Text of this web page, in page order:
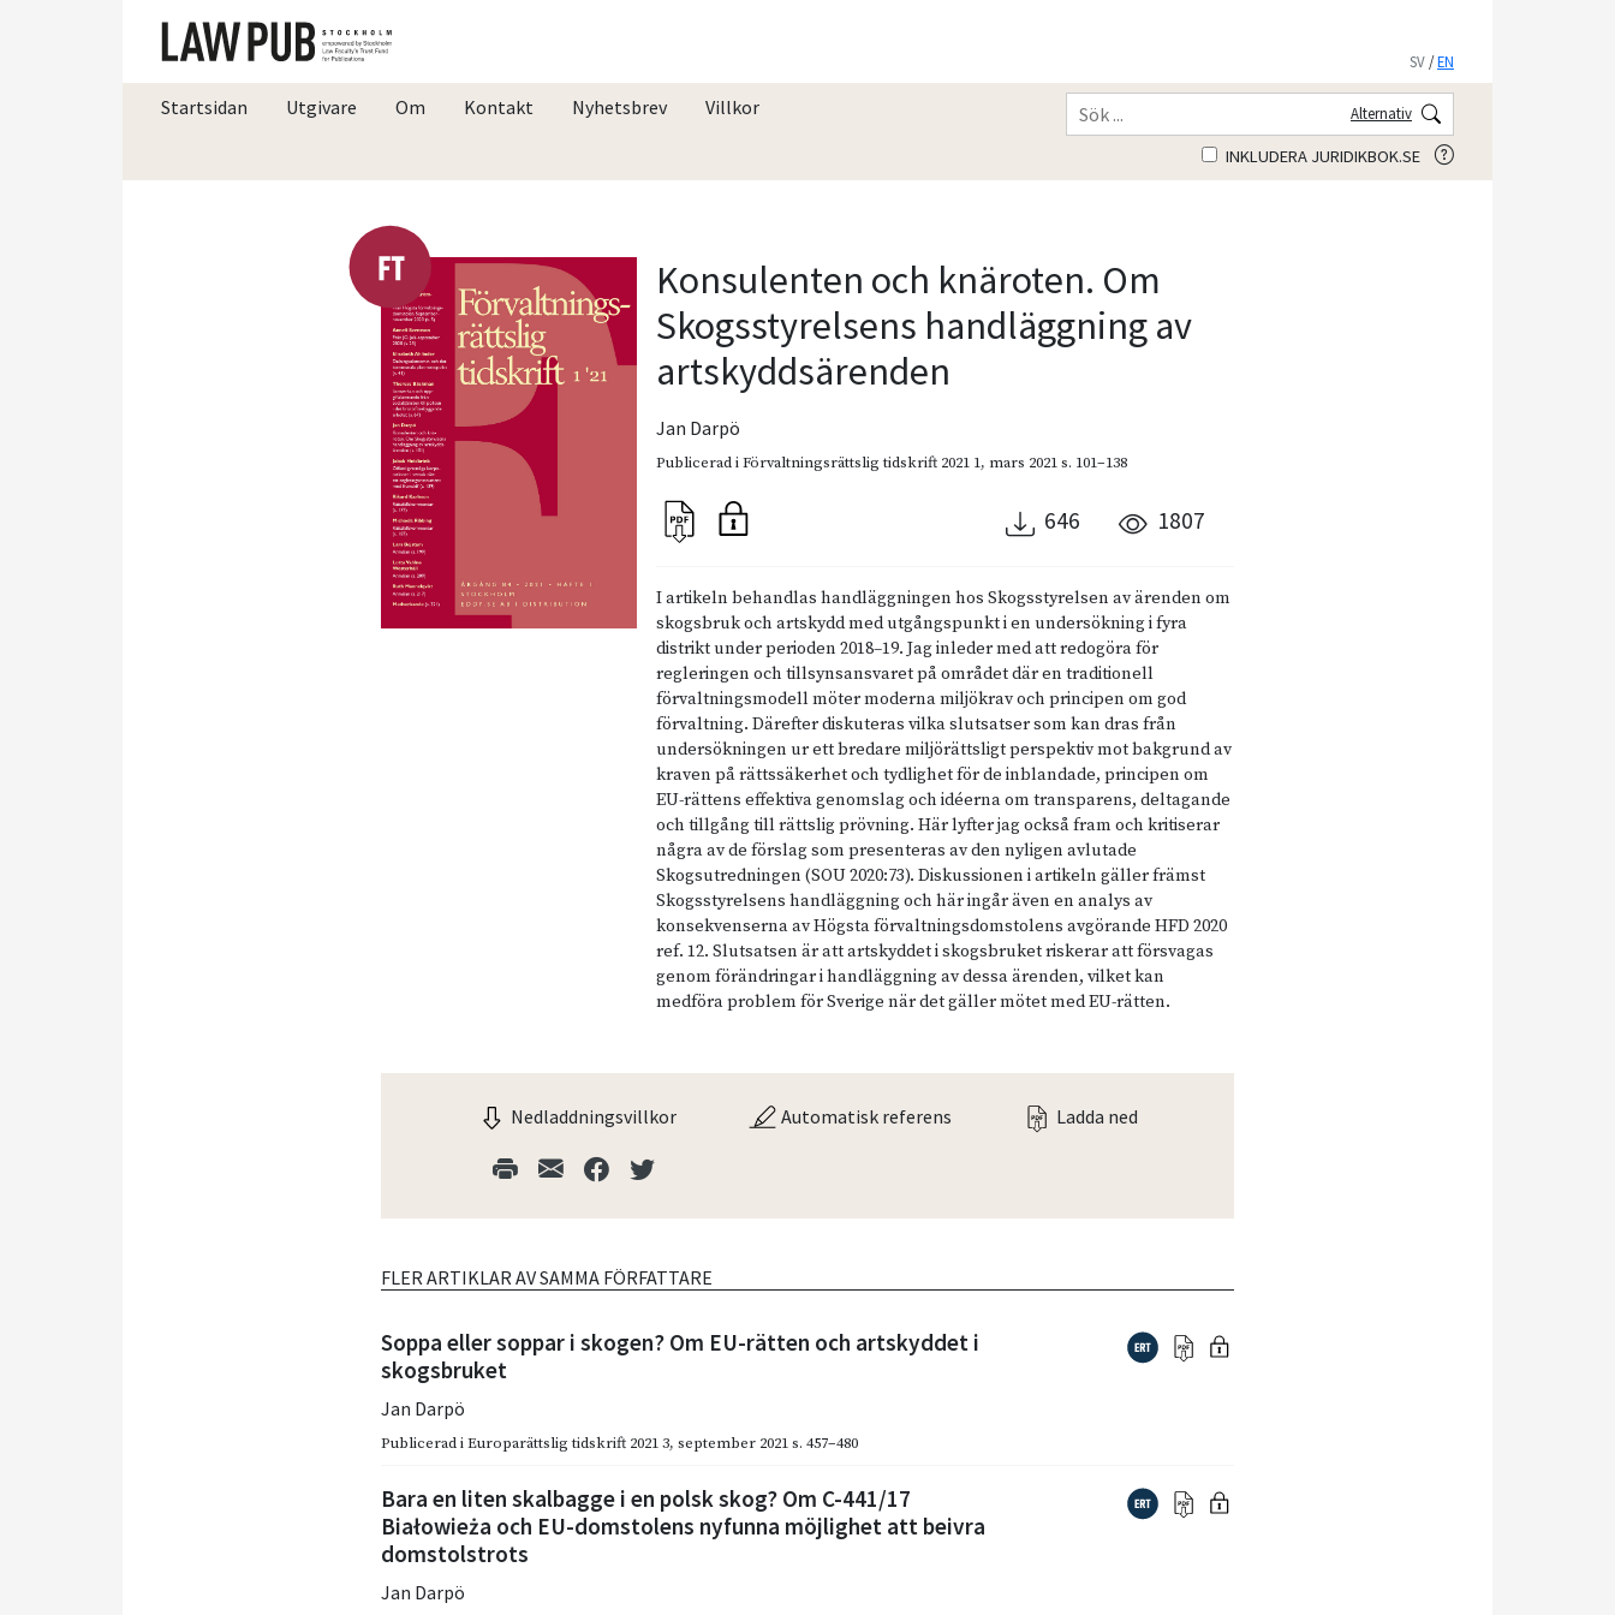
SV /EN
Startsidan Utgivare Om Kontakt Nyhetsbrev Villkor Alternativ
INKLUDERA JURIDIKBOK.SE
Konsulenten och knäroten. Om
Skogsstyrelsens handläggning av
artskyddsärenden
Jan Darpö
Publicerad iFörvaltningsrättslig tidskrift 2021 1, mars 2021s. 101–138
646 1807
I artikeln behandlas handläggningen hos Skogsstyrelsen av ärenden om
skogsbruk och artskydd med utgångspunkt i en undersökning i fyra
distrikt under perioden 2018–19. Jag inleder med att redogöra för
regleringen och tillsynsansvaret på området där en traditionell
förvaltningsmodell möter moderna miljökrav och principen om god
förvaltning. Därefter diskuteras vilka slutsatser som kan dras från
undersökningen ur ett bredare miljörättsligt perspektiv mot bakgrund av
kraven på rättssäkerhet och tydlighet för de inblandade, principen om
EU-rättens effektiva genomslag och idéerna om transparens, deltagande
och tillgång till rättslig prövning. Här lyfter jag också fram och kritiserar
några av de förslag som presenteras av den nyligen avlutade
Skogsutredningen (SOU 2020:73). Diskussionen i artikeln gäller främst
Skogsstyrelsens handläggning och här ingår även en analys av
konsekvenserna av Högsta förvaltningsdomstolens avgörande HFD 2020
ref. 12. Slutsatsen är att artskyddet i skogsbruket riskerar att försvagas
genom förändringar i handläggning av dessa ärenden, vilket kan
medföra problem för Sverige när det gäller mötet med EU-rätten.
Nedladdningsvillkor Automatisk referens Ladda ned
FLER ARTIKLAR AV SAMMA FÖRFATTARE
Soppa eller soppar i skogen? Om EU-rätten och artskyddet i
skogsbruket
Jan Darpö
Publicerad iEuroparättslig tidskrift 2021 3,september 2021 s. 457–480
Bara en liten skalbagge i en polsk skog? Om C-441/17
Białowieża och EU-domstolens nyfunna möjlighet att beivra
domstolstrots
Jan Darpö